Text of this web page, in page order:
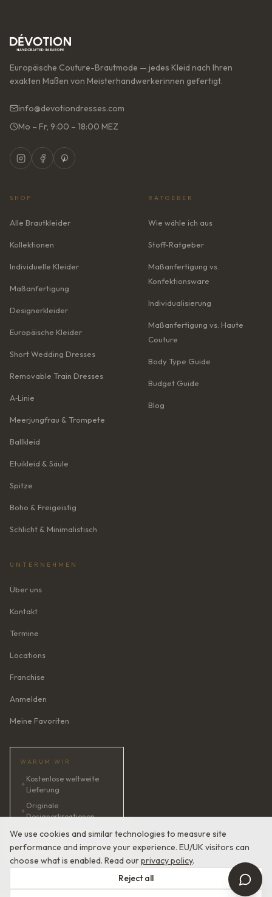
We use cookies and similar technologies to measure site
performance and improve your experience. EU/UK visitors can
choose what is enabled. Read ourprivacy policy.
Reject all
Europäische Couture-Brautmode — jedes Kleid nach Ihren
exakten Maßen von Meisterhandwerkerinnen gefertigt.
info@devotiondresses.com
Mo – Fr, 9:00 – 18:00 MEZ
SHOP
Alle Brautkleider
Kollektionen
Individuelle Kleider
Maßanfertigung
Designerkleider
Europäische Kleider
Short Wedding Dresses
Removable Train Dresses
A‑Linie
Meerjungfrau & Trompete
Ballkleid
Etuikleid & Säule
Spitze
Boho & Freigeistig
Schlicht & Minimalistisch
RATGEBER
Wie wähle ich aus
Stoff-Ratgeber
Maßanfertigung vs.
Konfektionsware
Individualisierung
Maßanfertigung vs. Haute
Couture
Body Type Guide
Budget Guide
Blog
UNTERNEHMEN
Über uns
Kontakt
Termine
Locations
Franchise
Anmelden
Meine Favoriten
WARUM WIR
✦
Kostenlose weltweite
Lieferung
✦
Originale
Designerkreationen
✦KI-Brautberaterin · 24/7
✦Zufriedenheit garantiert